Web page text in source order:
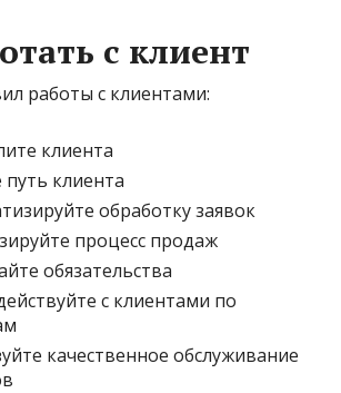
с клиент
работы с клиентами:
клиента
путь клиента
обработку заявок
процесс продаж
обязательства
с клиентами по
качественное обслуживание